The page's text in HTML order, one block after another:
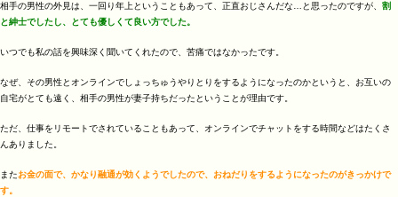
相手の男性の外見は、一回り年上ということもあって、正直おじさんだな…と思ったのですが、 割
と紳士でしたし、とても優しくて良い方でした。
いつでも私の話を興味深く聞いてくれたので、苦痛ではなかったです。
なぜ、その男性とオンラインでしょっちゅうやりとりをするようになったのかというと、お互いの
自宅がとても遠く、相手の男性が妻子持ちだったということが理由です。
ただ、仕事をリモートでされていることもあって、オンラインでチャットをする時間などはたくさ
んありました。
またお金の面で、かなり融通が効くようでしたので、おねだりをするようになったのがきっかけで
す。